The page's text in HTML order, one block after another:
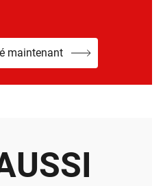
maintenant